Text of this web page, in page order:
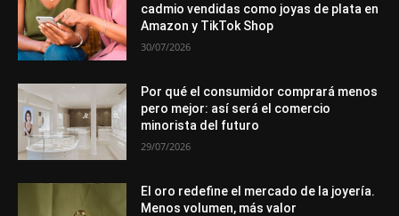
cadmio vendidas como joyas de plata en
Amazon y TikTok Shop
30/07/2026
Por qué el consumidor comprará menos
pero mejor: así será el comercio
minorista del futuro
29/07/2026
El oro redefine el mercado de la joyería.
Menos volumen, más valor